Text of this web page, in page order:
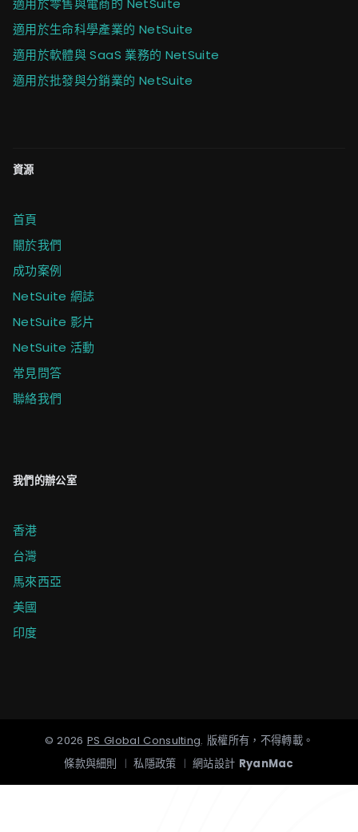
適用於零售與電商的 NetSuite
適用於生命科學產業的 NetSuite
適用於軟體與 SaaS 業務的 NetSuite
適用於批發與分銷業的 NetSuite
資源
首頁
關於我們
成功案例
NetSuite 網誌
NetSuite 影片
NetSuite 活動
常見問答
聯絡我們
我們的辦公室
香港
台灣
馬來西亞
美國
印度
©2026 PS Global Consulting.版權所有，不得轉載。
條款與細則
| 私隱政策 | 網站設計 RyanMac